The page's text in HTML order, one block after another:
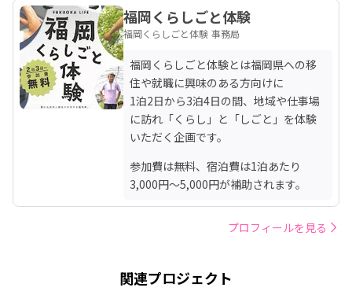
福岡くらしごと体験
福岡くらしごと体験 事務局
福岡くらしごと体験とは福岡県への移
住や就職に興味のある方向けに
1泊2日から3泊4日の間、地域や仕事場
に訪れ「くらし」と「しごと」を体験
いただく企画です。
参加費は無料、宿泊費は1泊あたり
3,000円〜5,000円が補助されます。
プロフィールを見る
関連プロジェクト